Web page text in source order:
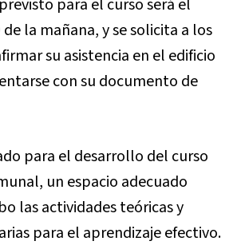
para el curso será el
de la mañana, y se solicita a los
su asistencia en el edificio
con su documento de
para el desarrollo del curso
un espacio adecuado
las actividades teóricas y
para el aprendizaje efectivo.